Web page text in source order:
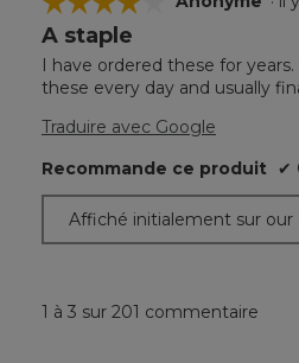
4
sur
5.
A staple
I have ordered these for
these every day and usually
Traduire avec Google
Recommande ce produit ✔
Affiché initialement sur our
1 à 3 sur 201 commentaire